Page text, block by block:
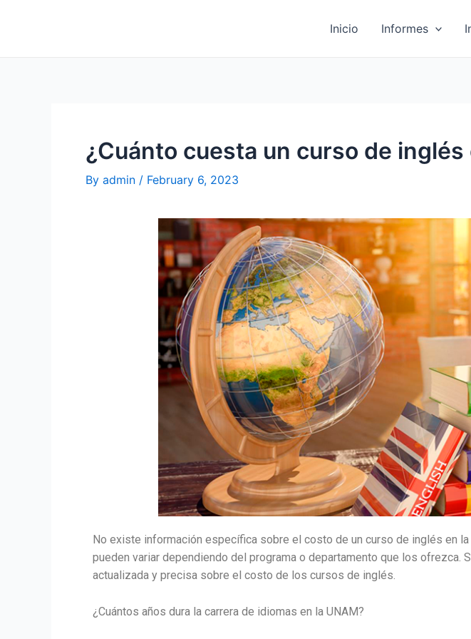
Inicio Informes
¿Cuánto cuesta un curso de inglés
By admin / February 6, 2023
No existe información específica sobre el costo de un curso de inglés en
pueden variar dependiendo del programa o departamento que los ofrezca.
actualizada y precisa sobre el costo de los cursos de inglés.
¿Cuántos años dura la carrera de idiomas en la UNAM?